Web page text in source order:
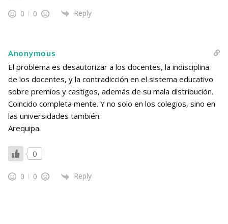
0 0 Reply
Anonymous
El problema es desautorizar a los docentes, la indisciplina
de los docentes, y la contradicción en el sistema educativo
sobre premios y castigos, además de su mala distribución.
Coincido completa mente. Y no solo en los colegios, sino en
las universidades también.
Arequipa.
0
0 0 Reply